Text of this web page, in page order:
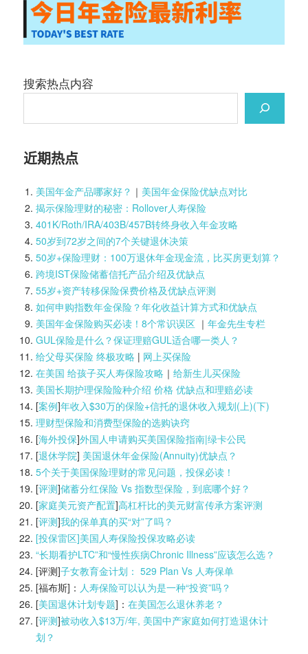
搜索热点内容
近期热点
美国年金产品哪家好？ ｜ 美国年金保险优缺点对比
揭示保险理财的秘密：Rollover人寿保险
401K/Roth/IRA/403B/457B转终身收入年金攻略
50岁到72岁之间的7个关键退休决策
50岁+保险理财：100万退休年金现金流，比买房更划算？
跨境IST保险储蓄信托产品介绍及优缺点
55岁+资产转移保险保费价格及优缺点评测
如何申购指数年金保险？年化收益计算方式和优缺点
美国年金保险购买必读！8个常识误区｜ 年金先生专栏
GUL保险是什么？保证理赔GUL适合哪一类人？
给父母买保险 终极攻略| 网上买保险
在美国 给孩子买人寿保险攻略｜ 给新生儿买保险
美国长期护理保险险种介绍 价格 优缺点和理赔必读
[案例]年收入$30万的保险+信托的退休收入规划(上)(下)
理财型保险和消费型保险的选购诀窍
[海外投保]外国人申请购买美国保险指南|绿卡公民
[退休学院] 美国退休年金保险(Annuity)优缺点？
5个关于美国保险理财的常见问题，投保必读！
[评测]储蓄分红保险 Vs 指数型保险，到底哪个好？
[家庭美元资产配置]高杠杆比的美元财富传承方案评测
[评测]我的保单真的买“对”了吗？
[投保雷区]美国人寿保险投保攻略必读
“长期看护LTC”和“慢性疾病Chronic Illness”应该怎么选？
[评测]子女教育金计划： 529 Plan Vs 人寿保单
[福布斯]： 人寿保险可以认为是一种“投资”吗？
[美国退休计划专题]： 在美国怎么退休养老？
[评测]被动收入$13万/年, 美国中产家庭如何打造退休计
划？